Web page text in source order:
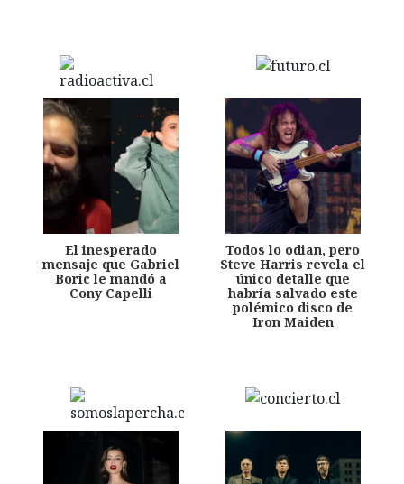
El inesperado
mensaje que Gabriel
Boric le mandó a
Cony Capelli
Todos lo odian, pero
Steve Harris revela el
único detalle que
habría salvado este
polémico disco de
Iron Maiden